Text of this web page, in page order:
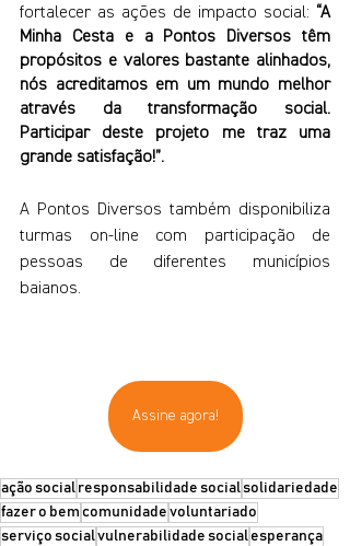
fortalecer as ações de impacto social: “A
Minha Cesta e a Pontos Diversos têm
propósitos e valores bastante alinhados,
nós acreditamos em um mundo melhor
através da transformação social.
Participar deste projeto me traz uma
grande satisfação!”.
A Pontos Diversos também disponibiliza
turmas on-line com participação de
pessoas de diferentes municípios
baianos.
Assine agora!
ação social responsabilidade socialsolidariedade
fazer o bem comunidade voluntariado
serviço socialvulnerabilidade socialesperança